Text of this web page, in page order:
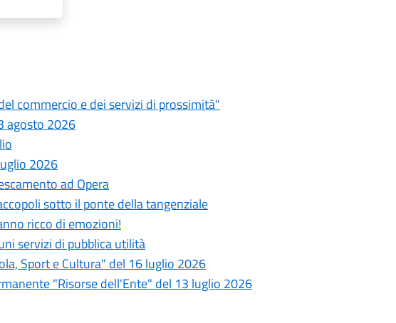
commercio e dei servizi di prossimità"
agosto 2026
2026
ad Opera
sotto il ponte della tangenziale
ricco di emozioni!
servizi di pubblica utilità
Sport e Cultura" del 16 luglio 2026
"Risorse dell'Ente" del 13 luglio 2026